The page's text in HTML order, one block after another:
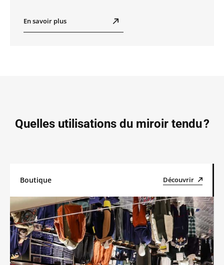
En savoir plus
Quelles utilisations du miroir tendu ?
Boutique Découvrir